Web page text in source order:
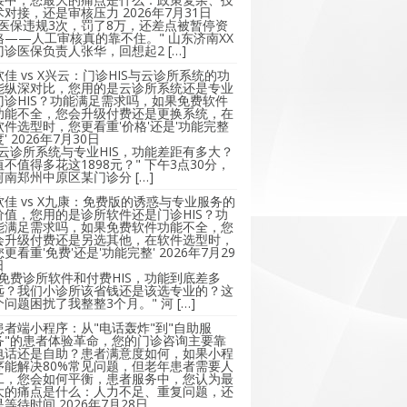
对接，还是审核压力 2026年7月31日
保违规3次，罚了8万，还差点被暂停资
——人工审核真的靠不住。" 山东济南XX
诊医保负责人张华，回想起2 […]
佳 vs X兴云：门诊HIS与云诊所系统的功
纵深对比，您用的是云诊所系统还是专业
诊HIS？功能满足需求吗，如果免费软件
能不全，您会升级付费还是更换系统，在
件选型时，您更看重'价格'还是'功能完整
' 2026年7月30日
诊所系统与专业HIS，功能差距有多大？
不值得多花这1898元？" 下午3点30分，
南郑州中原区某门诊分 […]
佳 vs X九康：免费版的诱惑与专业服务的
值，您用的是诊所软件还是门诊HIS？功
满足需求吗，如果免费软件功能不全，您
升级付费还是另选其他，在软件选型时，
更看重'免费'还是'功能完整' 2026年7月29
费诊所软件和付费HIS，功能到底差多
？我们小诊所该省钱还是该选专业的？这
问题困扰了我整整3个月。" 河 […]
者端小程序：从"电话轰炸"到"自助服
"的患者体验革命，您的门诊咨询主要靠
话还是自助？患者满意度如何，如果小程
能解决80%常见问题，但老年患者需要人
，您会如何平衡，患者服务中，您认为最
的痛点是什么：人力不足、重复问题，还